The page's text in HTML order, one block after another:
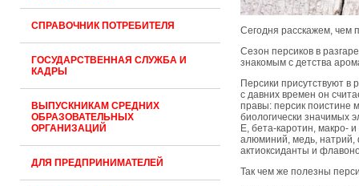
СПРАВОЧНИК ПОТРЕБИТЕЛЯ
ГОСУДАРСТВЕННАЯ СЛУЖБА И
КАДРЫ
ВЫПУСКНИКАМ СРЕДНИХ
ОБРАЗОВАТЕЛЬНЫХ
ОРГАНИЗАЦИЙ
ДЛЯ ПРЕДПРИНИМАТЕЛЕЙ
Сегодня расскажем, чем
Сезон персиков в
знакомым с детства
Персики присутствуют в
с давних времен он
правы: персик поистине
биологически значимых
Е, бета-каротин, макро-
алюминий, медь, натрий,
актиоксиданты и
Так чем же полезны